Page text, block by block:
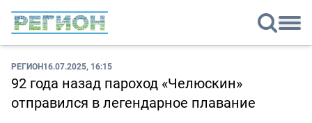
РЕГИОН16.07.2025, 16:15
92 года назад пароход «Челюскин»
отправился в легендарное плавание